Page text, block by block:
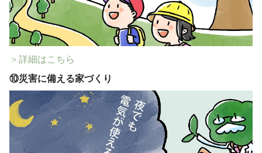
＞詳細はこちら
⑩災害に備える家づくり